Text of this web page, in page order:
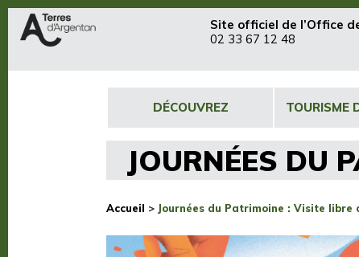
Site officiel de l’Office
02 33 67 12 48
DÉCOUVREZ TOURISME
JOURNÉES DU
Accueil > Journées du Patrimoine : Visite libre